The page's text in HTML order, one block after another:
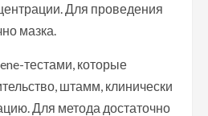
Для проведения
мазка.
тестами, которые
штамм, клинически
Для метода достаточно